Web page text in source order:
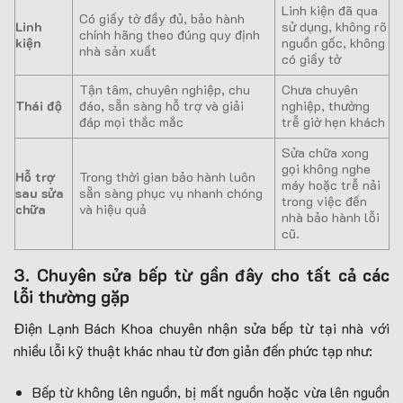
Linh
kiện
Có giấy tờ đầy đủ, bảo hành
chính hãng theo đúng quy định
nhà sản xuất
Linh kiện đã qua
sử dụng, không rõ
nguồn gốc, không
có giấy tờ
Thái độ
Tận tâm, chuyên nghiệp, chu
đáo, sẵn sàng hỗ trợ và giải
đáp mọi thắc mắc
Chưa chuyên
nghiệp, thường
trễ giờ hẹn khách
Hỗ trợ
sau sửa
chữa
Trong thời gian bảo hành luôn
sẵn sàng phục vụ nhanh chóng
và hiệu quả
Sửa chữa xong
gọi không nghe
máy hoặc trễ nải
trong việc đến
nhà bảo hành lỗi
cũ.
3. Chuyên sửa bếp từ gần đây cho tất cả các
lỗi thường gặp
Điện Lạnh Bách Khoa chuyên nhận sửa bếp từ tại nhà với
nhiều lỗi kỹ thuật khác nhau từ đơn giản đến phức tạp như:
Bếp từ không lên nguồn, bị mất nguồn hoặc vừa lên nguồn